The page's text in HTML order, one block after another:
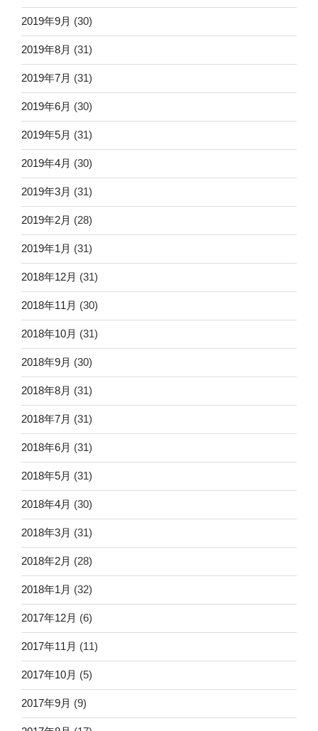
2019年9月 (30)
2019年8月 (31)
2019年7月 (31)
2019年6月 (30)
2019年5月 (31)
2019年4月 (30)
2019年3月 (31)
2019年2月 (28)
2019年1月 (31)
2018年12月 (31)
2018年11月 (30)
2018年10月 (31)
2018年9月 (30)
2018年8月 (31)
2018年7月 (31)
2018年6月 (31)
2018年5月 (31)
2018年4月 (30)
2018年3月 (31)
2018年2月 (28)
2018年1月 (32)
2017年12月 (6)
2017年11月 (11)
2017年10月 (5)
2017年9月 (9)